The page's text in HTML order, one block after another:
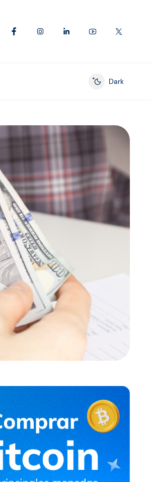
Enable dark
Dark